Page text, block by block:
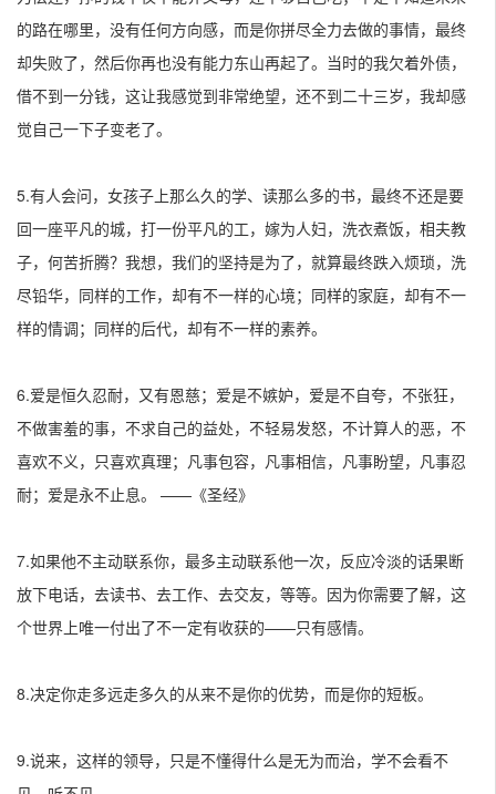
的路在哪里，没有任何方向感，而是你拼尽全力去做的事情，最终
却失败了，然后你再也没有能力东山再起了。当时的我欠着外债，
借不到一分钱，这让我感觉到非常绝望，还不到二十三岁，我却感
觉自己一下子变老了。
5.有人会问，女孩子上那么久的学、读那么多的书，最终不还是要
回一座平凡的城，打一份平凡的工，嫁为人妇，洗衣煮饭，相夫教
子，何苦折腾？我想，我们的坚持是为了，就算最终跌入烦琐，洗
尽铅华，同样的工作，却有不一样的心境；同样的家庭，却有不一
样的情调；同样的后代，却有不一样的素养。
6.爱是恒久忍耐，又有恩慈；爱是不嫉妒，爱是不自夸，不张狂，
不做害羞的事，不求自己的益处，不轻易发怒，不计算人的恶，不
喜欢不义，只喜欢真理；凡事包容，凡事相信，凡事盼望，凡事忍
耐；爱是永不止息。 ——《圣经》
7.如果他不主动联系你，最多主动联系他一次，反应冷淡的话果断
放下电话，去读书、去工作、去交友，等等。因为你需要了解，这
个世界上唯一付出了不一定有收获的——只有感情。
8.决定你走多远走多久的从来不是你的优势，而是你的短板。
9.说来，这样的领导，只是不懂得什么是无为而治，学不会看不